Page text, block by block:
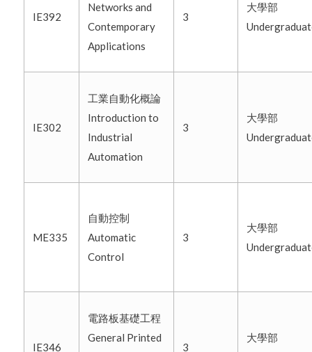
IE392
Networks and
Contemporary
Applications
3
大學部
IE302
工業自動化概論
Introduction to
Industrial
Automation
3
大學部
ME335
自動控制
Automatic
Control
3
大學部
IE346
電路板基礎工程
General Printed
3
大學部